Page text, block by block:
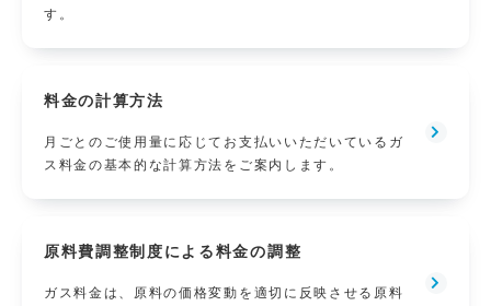
す。
料金の計算方法
月ごとのご使用量に応じてお支払いいただいているガ
ス料金の基本的な計算方法をご案内します。
原料費調整制度による料金の調整
ガス料金は、原料の価格変動を適切に反映させる原料